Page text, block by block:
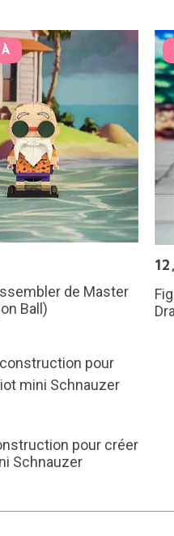
À
de Master
Ball)
pour créer
Schnauzer